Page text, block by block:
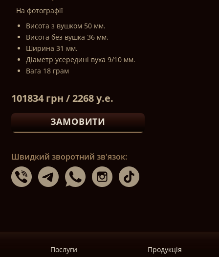
На фотографії
Висота з вушком 50 мм.
Висота без вушка 36 мм.
Ширина 31 мм.
Діаметр усередині вуха 9/10 мм.
Вага 18 грам
101834 грн / 2268 у.е.
ЗАМОВИТИ
Швидкий зворотний зв'язок:
Послуги Продукція